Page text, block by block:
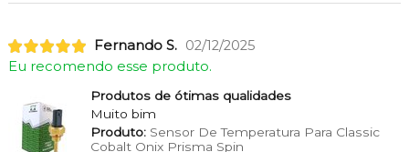
Fernando S. 02/12/2025
Eu recomendo esse produto.
Produtos de ótimas qualidades
Muito bim
Produto:Sensor De Temperatura Para Classic
Cobalt Onix Prisma Spin